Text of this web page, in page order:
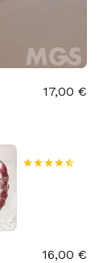
17,00 €
16,00 €